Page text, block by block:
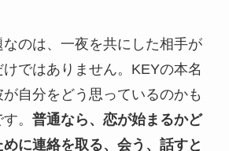
のは、一夜を共にした相手が
ではありません。KEYの本名
自分をどう思っているのかも
。 普通なら、恋が始まるかど
に連絡を取る、会う、話すと